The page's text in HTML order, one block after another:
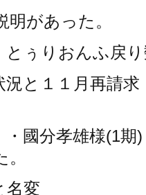
があった。
とぅりおんふ戻
況と１１月再請
國分孝雄様(1
名変